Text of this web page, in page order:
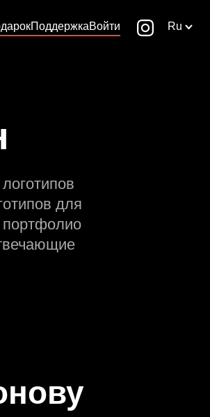
ПоддержкаВойти Ru
для
портфолио